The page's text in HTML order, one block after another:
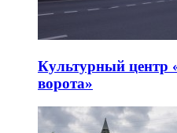
Культурный центр
ворота»